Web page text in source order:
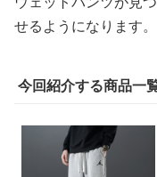
せるようになります。
今回紹介する商品一